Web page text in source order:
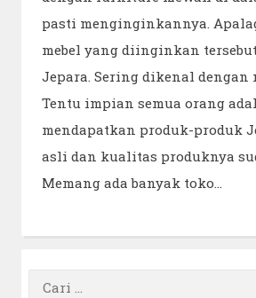
pasti menginginkannya.
mebel yang diinginkan
Jepara. Sering dikenal dengan
Tentu impian semua orang
mendapatkan produk-produk
asli dan kualitas produknya
Memang ada banyak toko…